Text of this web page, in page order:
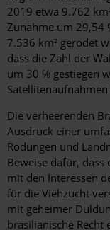
2019 etwa 9.762
Zunahme um 29,54
7.536 km² gerodet
dass die Zahl der
um 30 % gestiegen
Die verheerenden
Ausdruck einer
Rodungen und
Beweise dafür,
mit den Interessen
für die Viehzucht
mit geheimer
brasilianische